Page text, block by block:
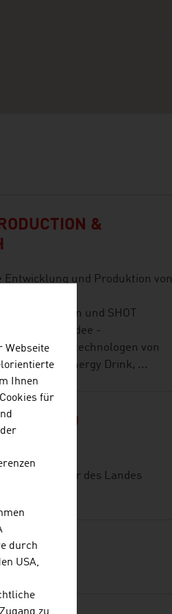
&
Entwicklung und Produktion von
und SHOT
haben die Idee -
Die Getränketechnologen von
vom Energy Drink, ...
- OÖ
des Landes
Webseite
Ihnen
für
durch
USA,